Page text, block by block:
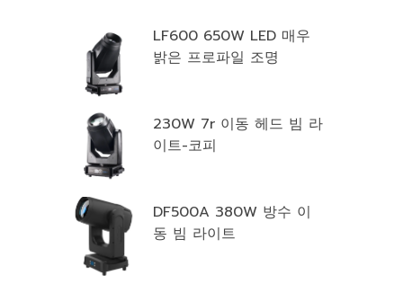
LF600 650W LED 매우
밝은 프로파일 조명
230W 7r 이동 헤드 빔 라
이트-코피
DF500A 380W 방수 이
동 빔 라이트